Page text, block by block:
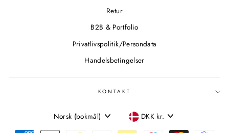
Retur
B2B & Portfolio
Privatlivspolitik/Persondata
Handelsbetingelser
KONTAKT
SPROG
Norsk (bokmål) VALUTA
DKK kr.